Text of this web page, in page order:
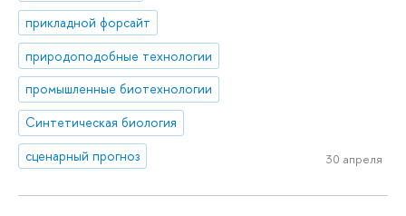
прикладной форсайт
природоподобные технологии
промышленные биотехнологии
Синтетическая биология
сценарный прогноз
30 апреля